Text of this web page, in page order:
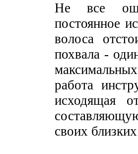
Не все
постоянное
волоса
похвала -
работа
исходящая
своих